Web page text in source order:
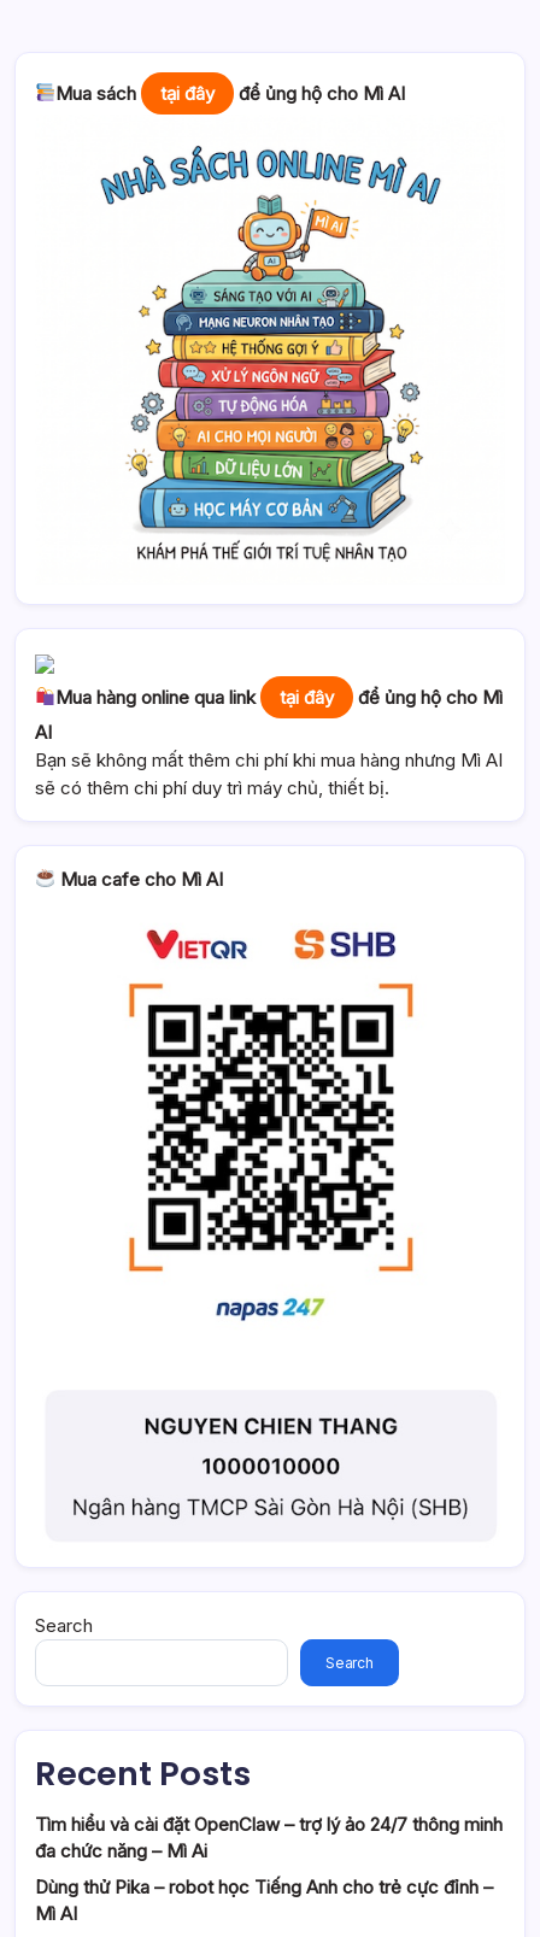
Mua sách tại đây để ủng hộ cho Mì AI
Mua hàng online qua link tại đây
để ủng hộ cho Mì
AI
Bạn sẽ không mất thêm chi phí khi mua hàng nhưng Mì AI
sẽ có thêm chi phí duy trì máy chủ, thiết bị.
Mua cafe cho Mì AI
Search
Search
Recent Posts
Tìm hiểu và cài đặt OpenClaw – trợ lý ảo 24/7 thông minh
đa chức năng – Mì Ai
Dùng thử Pika – robot học Tiếng Anh cho trẻ cực đỉnh –
Mì AI